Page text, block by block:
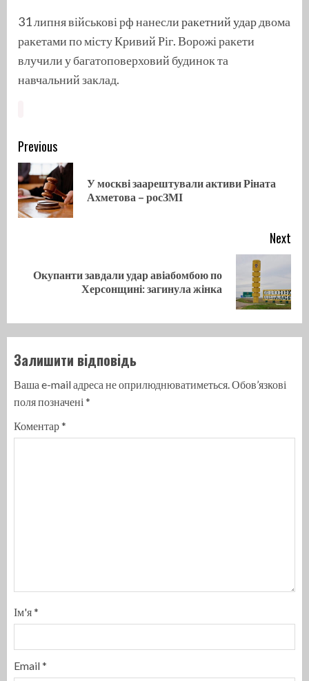
31 липня військові рф нанеслиракетний удардвома
ракетами по місту Кривий Ріг. Ворожі ракети
влучили у багатоповерховий будинок та
навчальний заклад.
Continue
Reading
Previous
У москві заарештували активи Ріната
Ахметова – росЗМІ
Next
NextОкупанти завдали удар авіабомбою по
Херсонщині: загинула жінка
Залишити відповідь
Ваша e-mail адреса не оприлюднюватиметься.Обов’язкові
поля позначені *
Коментар*
Ім'я*
Email*